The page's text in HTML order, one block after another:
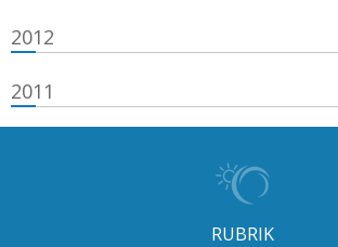
2012
2011
RUBRIK